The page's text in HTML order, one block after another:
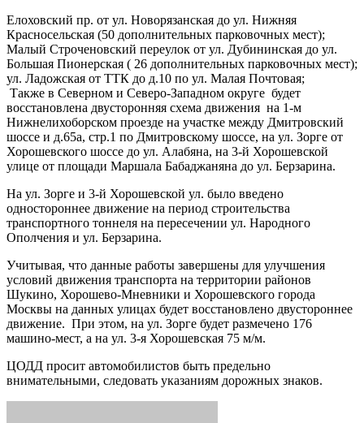
Елоховский пр. от ул. Новорязанская до ул. Нижняя
Красносельская (50 дополнительных парковочных мест);
Малый Строченовский переулок от ул. Дубининская до ул.
Большая Пионерская ( 26 дополнительных парковочных мест);
ул. Ладожская от ТТК до д.10 по ул. Малая Почтовая;
Также в Северном и Северо-Западном округе будет
восстановлена двусторонняя схема движения на 1-м
Нижнелихоборском проезде на участке между Дмитровский
шоссе и д.65а, стр.1 по Дмитровскому шоссе, на ул. Зорге от
Хорошевского шоссе до ул. Алабяна, на 3-й Хорошевской
улице от площади Маршала Бабаджаняна до ул. Берзарина.
На ул. Зорге и 3-й Хорошевской ул. было введено
одностороннее движение на период строительства
транспортного тоннеля на пересечении ул. Народного
Ополчения и ул. Берзарина.
Учитывая, что данные работы завершены для улучшения
условий движения транспорта на территории районов
Шукино, Хорошево-Мневники и Хорошевского города
Москвы на данных улицах будет восстановлено двустороннее
движение. При этом, на ул. Зорге будет размечено 176
машино-мест, а на ул. 3-я Хорошевская 75 м/м.
ЦОДД просит автомобилистов быть предельно
внимательными, следовать указаниям дорожных знаков.